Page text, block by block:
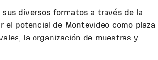
diversos formatos a través de la
potencial de Montevideo como plaza
la organización de muestras y